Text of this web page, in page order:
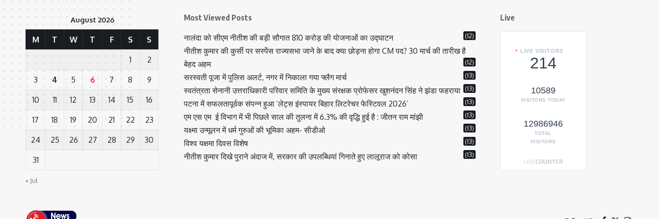
August 2026
M T W T F S S
1 2
3 4 5 6 7 8 9
10 11 12 13 14 15 16
17 18 19 20 21 22 23
24 25 26 27 28 29 30
31
« Jul
Most Viewed Posts
नालंदा को सीएम नीतीश की बड़ी सौगात 810 करोड़ की योजनाओं का उद्घाटन (12)
नीतीश कुमार की कुर्सी पर सस्पेंस राज्यसभा जाने के बाद क्या छोड़ना होगा CM पद? 30 मार्च की तारीख है
बेहद अहम
(12)
सरस्वती पूजा में पुलिस अलर्ट, नगर में निकाला गया फ्लैग मार्च (13)
स्वतंत्रता सेनानी उत्तराधिकारी परिवार समिति के मुख्य संरक्षक प्रोफेसर खुशनंदन सिंह ने झंडा फहराया (13)
पटना में सफलतापूर्वक संपन्न हुआ ‘लेट्स इंस्पायर बिहार लिटरेचर फेस्टिवल 2026’ (13)
एम एस एम ई विभाग में भी पिछले साल की तुलना में 6.3% की वृद्धि हुई है : जीतन राम मांझी (13)
यक्ष्मा उन्मूलन में धर्म गुरुओं की भूमिका अहम- सीडीओ (13)
विश्व यक्षमा दिवस विशेष (13)
नीतीश कुमार दिखे पुराने अंदाज में, सरकार की उपलब्धियां गिनाते हुए लालूराज को कोसा (13)
Live
LIVE VISITORS
214
10589
VISITORS TODAY
12986946
TOTAL
VISITORS